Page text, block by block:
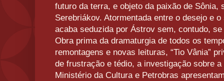
futuro da terra, e objeto da paixão de Sônia,
Serebriákov. Atormentada entre o desejo e
acaba seduzida por Ástrov sem, contudo,
Obra prima da dramaturgia de todos os
remontagens e novas leituras, “Tio Vânia”
de frustração e tédio, a investigação sobre
Ministério da Cultura e Petrobras